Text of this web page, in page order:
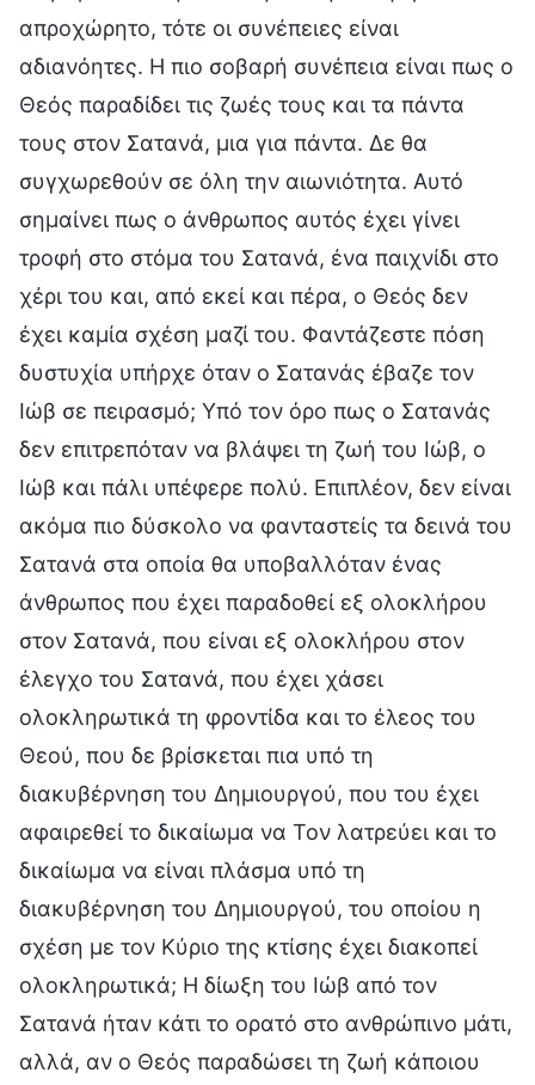
απροχώρητο, τότε οι συνέπειες είναι
αδιανόητες. Η πιο σοβαρή συνέπεια είναι πως ο
Θεός παραδίδει τις ζωές τους και τα πάντα
τους στον Σατανά, μια για πάντα. Δε θα
συγχωρεθούν σε όλη την αιωνιότητα. Αυτό
σημαίνει πως ο άνθρωπος αυτός έχει γίνει
τροφή στο στόμα του Σατανά, ένα παιχνίδι στο
χέρι του και, από εκεί και πέρα, ο Θεός δεν
έχει καμία σχέση μαζί του. Φαντάζεστε πόση
δυστυχία υπήρχε όταν ο Σατανάς έβαζε τον
Ιώβ σε πειρασμό; Υπό τον όρο πως ο Σατανάς
δεν επιτρεπόταν να βλάψει τη ζωή του Ιώβ, ο
Ιώβ και πάλι υπέφερε πολύ. Επιπλέον, δεν είναι
ακόμα πιο δύσκολο να φανταστείς τα δεινά του
Σατανά στα οποία θα υποβαλλόταν ένας
άνθρωπος που έχει παραδοθεί εξ ολοκλήρου
στον Σατανά, που είναι εξ ολοκλήρου στον
έλεγχο του Σατανά, που έχει χάσει
ολοκληρωτικά τη φροντίδα και το έλεος του
Θεού, που δε βρίσκεται πια υπό τη
διακυβέρνηση του Δημιουργού, που του έχει
αφαιρεθεί το δικαίωμα να Τον λατρεύει και το
δικαίωμα να είναι πλάσμα υπό τη
διακυβέρνηση του Δημιουργού, του οποίου η
σχέση με τον Κύριο της κτίσης έχει διακοπεί
ολοκληρωτικά; Η δίωξη του Ιώβ από τον
Σατανά ήταν κάτι το ορατό στο ανθρώπινο μάτι,
αλλά, αν ο Θεός παραδώσει τη ζωή κάποιου